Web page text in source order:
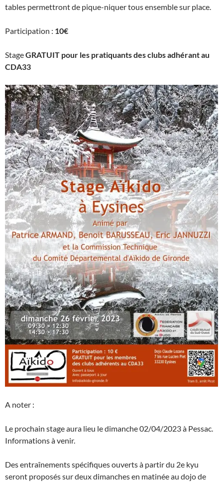
tables permettront de pique-niquer tous ensemble sur place.
Participation : 10€
StageGRATUIT pour les pratiquants des clubs adhérant au
CDA33
A noter :
Le prochain stage aura lieu le dimanche 02/04/2023 à Pessac.
Informations à venir.
Des entraînements spécifiques ouverts à partir du 2e kyu
seront proposés sur deux dimanches en matinée au dojo de